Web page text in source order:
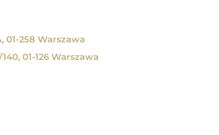
01-258 Warszawa
01-126 Warszawa